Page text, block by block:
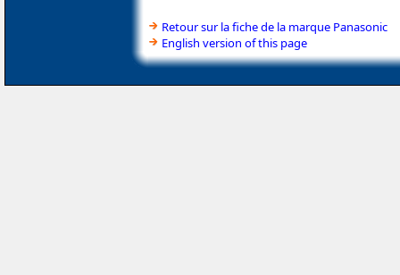
Retour sur la fiche de la marque Panasonic
English version of this page